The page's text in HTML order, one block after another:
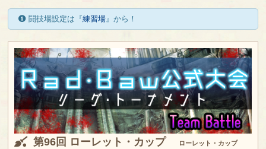
闘技場設定は『練習場』から！
第96回 ローレット・カップ ローレット・カップ